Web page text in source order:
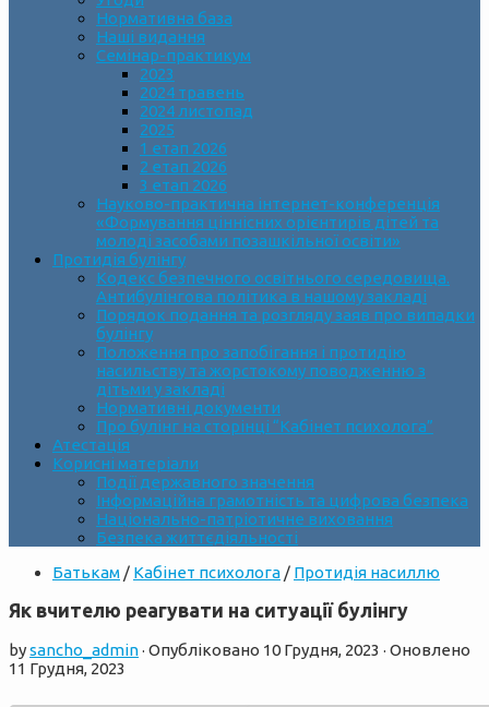
Нормативна база
Наші видання
Семінар-практикум
2023
2024 травень
2024 листопад
2025
1 етап 2026
2 етап 2026
3 етап 2026
Науково-практична інтернет-конференція
«Формування ціннісних орієнтирів дітей та
молоді засобами позашкільної освіти»
Протидія булінгу
Кодекс безпечного освітнього середовища.
Антибулінгова політика в нашому закладі
Порядок подання та розгляду заяв про випадки
булінгу
Положення про запобігання і протидію
насильству та жорстокому поводженню з
дітьми у закладі
Нормативні документи
Про булінг на сторінці “Кабінет психолога”
Атестація
Корисні матеріали
Події державного значення
Інформаційна грамотність та цифрова безпека
Національно-патріотичне виховання
Безпека життєдіяльності
Батькам / Кабінет психолога / Протидія насиллю
Як вчителю реагувати на ситуації булінгу
bysancho_admin· Опубліковано 10 Грудня, 2023 · Оновлено
11 Грудня, 2023